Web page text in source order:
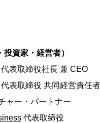
資家・経営者）
表取締役社長 兼 CEO
代表取締役 共同経営責任
ャー・パートナー
代表取締役